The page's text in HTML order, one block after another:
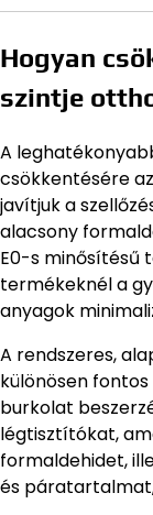
Hogyan
szintje
A
csökkentésére
javítjuk a
alacsony
E0-s minősítésű
termékeknél a
anyagok
A rendszeres,
különösen
burkolat
légtisztítókat,
formaldehidet,
és